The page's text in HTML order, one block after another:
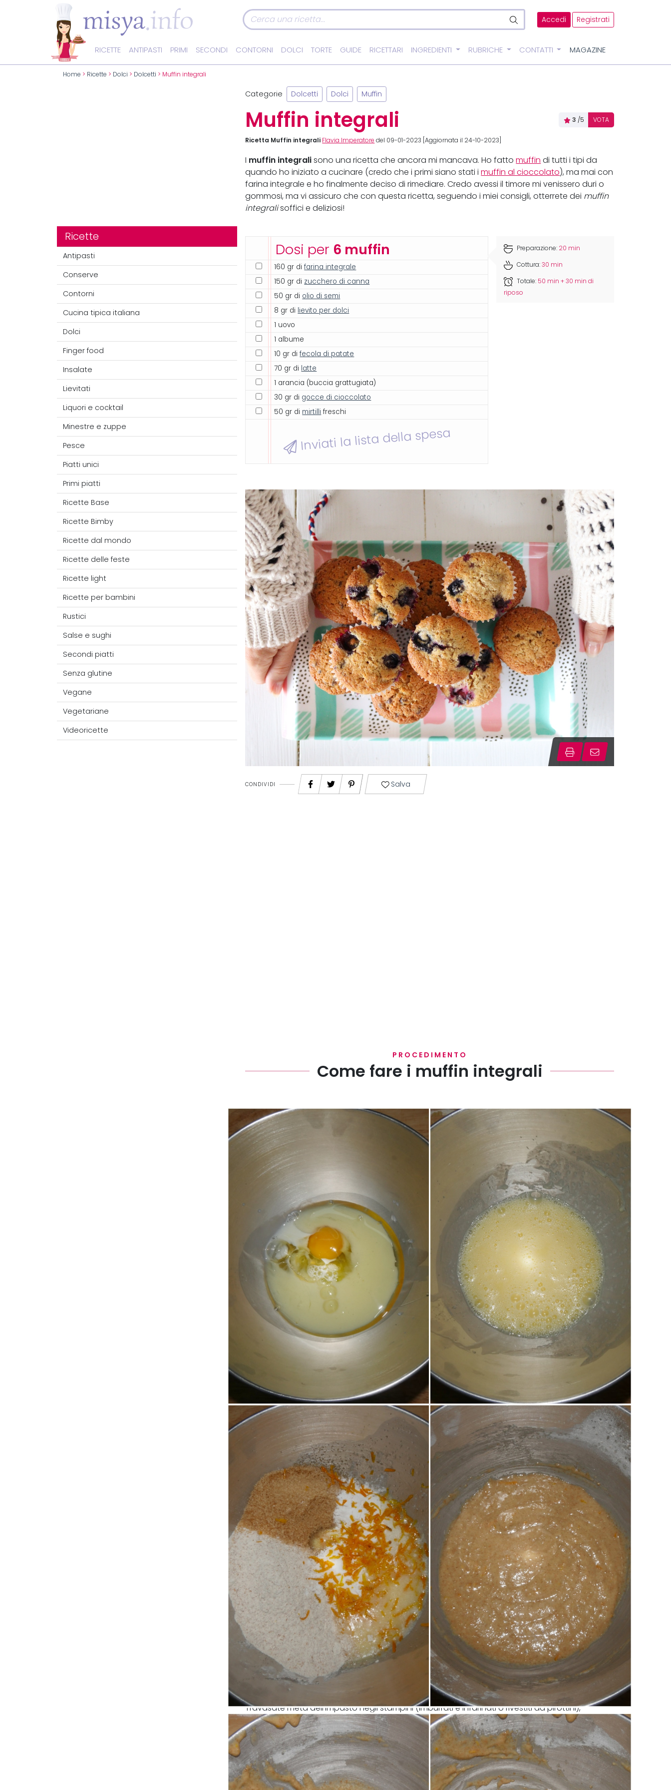
Accedi Registrati
RICETTE ANTIPASTI PRIMI SECONDI CONTORNI DOLCI TORTE GUIDE RICETTARI INGREDIENTI RUBRICHE CONTATTI MAGAZINE
Home > Ricette > Dolci > Dolcetti > Muffin integrali
Ricette
Antipasti
Conserve
Contorni
Cucina tipica italiana
Dolci
Finger food
Insalate
Lievitati
Liquori e cocktail
Minestre e zuppe
Pesce
Piatti unici
Primi piatti
Ricette Base
Ricette Bimby
Ricette dal mondo
Ricette delle feste
Ricette light
Ricette per bambini
Rustici
Salse e sughi
Secondi piatti
Senza glutine
Vegane
Vegetariane
Videoricette
Categorie Dolcetti Dolci Muffin
Muffin integrali 3 /5 VOTA
Ricetta Muffin integrali Flavia Imperatore del 09-01-2023 [Aggiornata il 24-10-2023]
I muffin integrali sono una ricetta che ancora mi mancava. Ho fattomuffin di tutti i tipi da
quando ho iniziato a cucinare (credo che i primi siano stati imuffin al cioccolato), ma mai con
farina integrale e ho finalmente deciso di rimediare. Credo avessi il timore mi venissero duri o
gommosi, ma vi assicuro che con questa ricetta, seguendo i miei consigli, otterrete dei muffin
integralisoffici e deliziosi!
Dosi per 6 muffin
160 gr difarina integrale
150 gr di zucchero di canna
50 gr di olio di semi
8 gr di lievito per dolci
1 uovo
1 albume
10 gr difecola di patate
70 gr di latte
1 arancia (buccia grattugiata)
30 gr di gocce di cioccolato
50 gr di mirtilli freschi
Inviati la lista della spesa
Preparazione: 20 min
Cottura:30 min
Totale: 50 min + 30 min di
riposo
CONDIVIDI Salva
PROCEDIMENTO
Come fare i muffin integrali
Versate gli ingredienti liquidi (latte, olio, albume, uovo) in una ciotola e amalgamate.
Incorporate quindi le polveri (farina, zucchero, lievito, fecola, buccia di arancia).
Travasate metà dell'impasto negli stampini (imburrati e infarinati o rivestiti da pirottini),
aggiungete i mirtilli nell'impasto rimasto e travasate anch'esso negli stampini vuoti rimanenti.